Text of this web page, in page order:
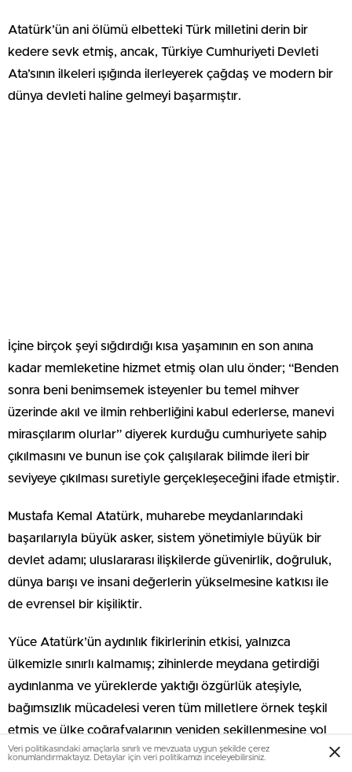
Atatürk’ün ani ölümü elbetteki Türk milletini derin bir
kedere sevk etmiş, ancak, Türkiye Cumhuriyeti Devleti
Ata’sının ilkeleri ışığında ilerleyerek çağdaş ve modern bir
dünya devleti haline gelmeyi başarmıştır.
İçine birçok şeyi sığdırdığı kısa yaşamının en son anına
kadar memleketine hizmet etmiş olan ulu önder; “Benden
sonra beni benimsemek isteyenler bu temel mihver
üzerinde akıl ve ilmin rehberliğini kabul ederlerse, manevi
mirasçılarım olurlar” diyerek kurduğu cumhuriyete sahip
çıkılmasını ve bunun ise çok çalışılarak bilimde ileri bir
seviyeye çıkılması suretiyle gerçekleşeceğini ifade etmiştir.
Mustafa Kemal Atatürk, muharebe meydanlarındaki
başarılarıyla büyük asker, sistem yönetimiyle büyük bir
devlet adamı; uluslararası ilişkilerde güvenirlik, doğruluk,
dünya barışı ve insani değerlerin yükselmesine katkısı ile
de evrensel bir kişiliktir.
Yüce Atatürk’ün aydınlık fikirlerinin etkisi, yalnızca
ülkemizle sınırlı kalmamış; zihinlerde meydana getirdiği
aydınlanma ve yüreklerde yaktığı özgürlük ateşiyle,
bağımsızlık mücadelesi veren tüm milletlere örnek teşkil
etmiş ve ülke coğrafyalarının yeniden şekillenmesine yol
açmıştır.
Veri politikasındaki amaçlarla sınırlı ve mevzuata uygun şekilde çerez
konumlandırmaktayız. Detaylar için veri politikamızı inceleyebilirsiniz.